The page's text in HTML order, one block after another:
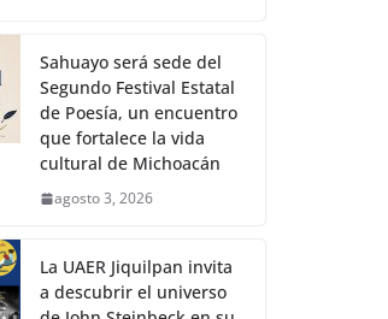
Sahuayo será sede del
Segundo Festival Estatal
de Poesía, un encuentro
que fortalece la vida
cultural de Michoacán
agosto 3, 2026
La UAER Jiquilpan invita
a descubrir el universo